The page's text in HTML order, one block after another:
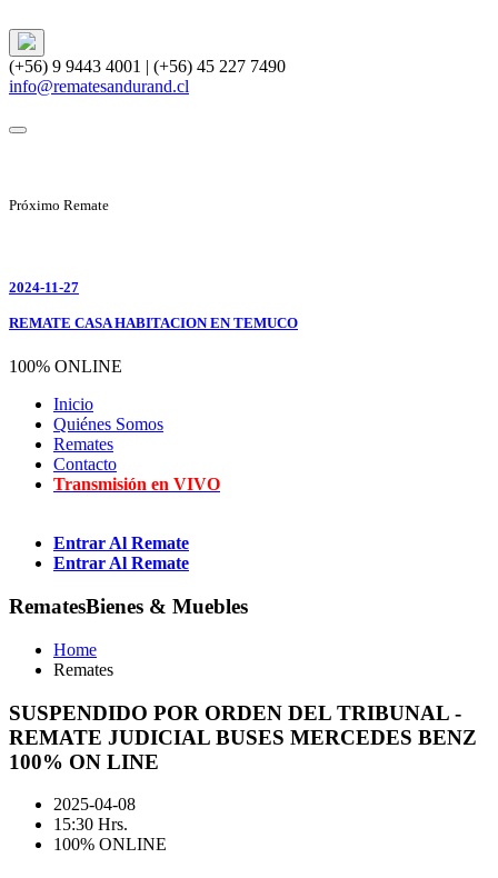
(+56) 9 9443 4001 | (+56) 45 227 7490
info@rematesandurand.cl
Próximo Remate
2024-11-27
REMATE CASA HABITACION EN TEMUCO
100% ONLINE
Inicio
Quiénes Somos
Remates
Contacto
Transmisión en VIVO
Entrar Al Remate
Entrar Al Remate
RematesBienes & Muebles
Home
Remates
SUSPENDIDO POR ORDEN DEL TRIBUNAL -
REMATE JUDICIAL BUSES MERCEDES BENZ
100% ON LINE
2025-04-08
15:30 Hrs.
100% ONLINE